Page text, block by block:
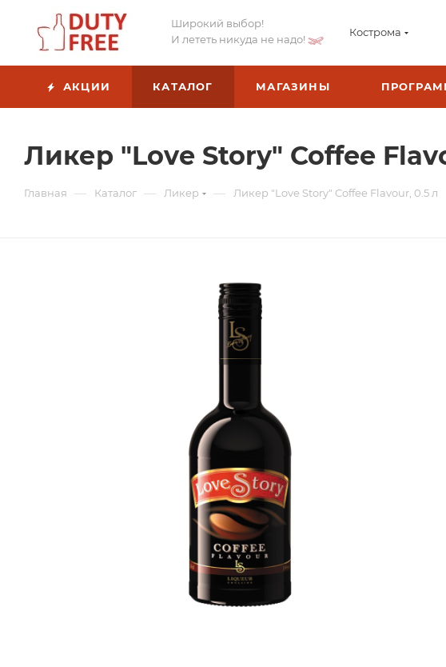
Широкий выбор!
И лететь никуда не надо!
Кострома
АКЦИИ КАТАЛОГ МАГАЗИНЫ
Ликер "Love Story" Coffee
Главная — Каталог — Ликер — Ликер "Love Story" Coffee Flavour, 0.5 л